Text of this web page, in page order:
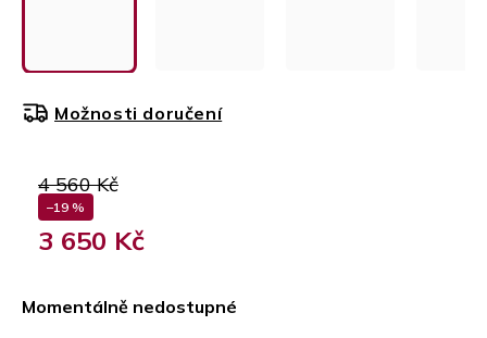
4 560 Kč
–19 %
3 650 Kč
Momentálně nedostupné
Možnosti doručení